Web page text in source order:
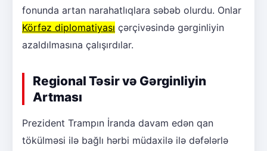
fonunda artan narahatlıqlara səbəb olurdu. Onlar
Körfəz diplomatiyası çərçivəsində gərginliyin
azaldılmasına çalışırdılar.
Regional Təsir və Gərginliyin
Artması
Prezident Trampın İranda davam edən qan
tökülməsi ilə bağlı hərbi müdaxilə ilə dəfələrlə